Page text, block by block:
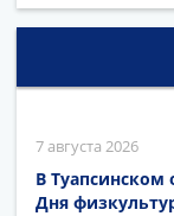
7 августа 2026
В Туапсинском
Дня